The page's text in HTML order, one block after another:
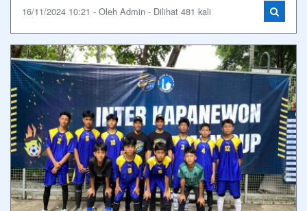
16/11/2024 10:21 - Oleh Admin - Dilihat 481 kali